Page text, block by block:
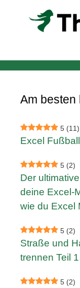
Am besten
5 (11)
Excel
5 (2)
Der
deine Excel-
wie du Excel
5 (2)
Straße und
trennen Teil
5 (2)